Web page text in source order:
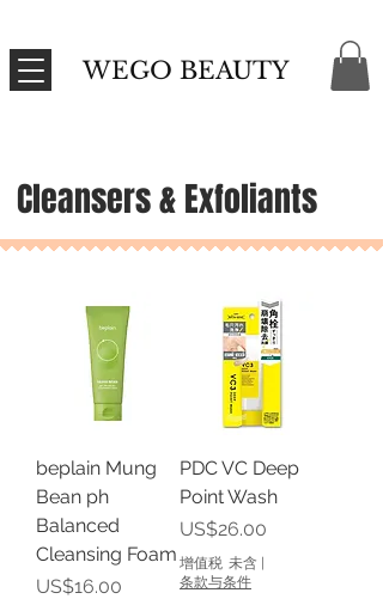
WEGO BEAUTY
Cleansers & Exfoliants
beplain Mung
Bean ph
Balanced
Cleansing Foam
價格
US$16.00
PDC VC Deep
Point Wash
價格
US$26.00
增值税 未含 |
条款与条件